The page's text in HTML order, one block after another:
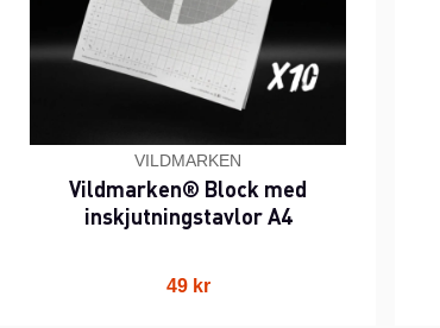
VILDMARKEN
Vildmarken® Block med
inskjutningstavlor A4
49 kr